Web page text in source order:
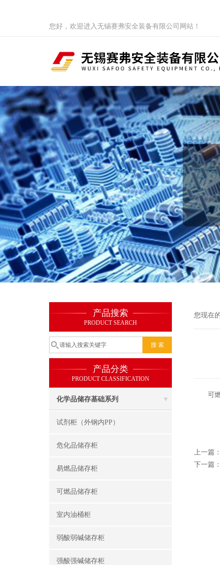
您好，欢迎进入无锡赛弗安全装备有限公司网站！
产品搜索
PRODUCT SEARCH
产品分类
PRODUCT CLASSIFICATION
化学品储存基础系列
试剂柜（外钢内PP）
危化品储存柜
易燃品储存柜
可燃品储存柜
室内油桶柜
弱酸弱碱储存柜
强酸强碱储存柜
您现在
可燃
上一篇
下一篇